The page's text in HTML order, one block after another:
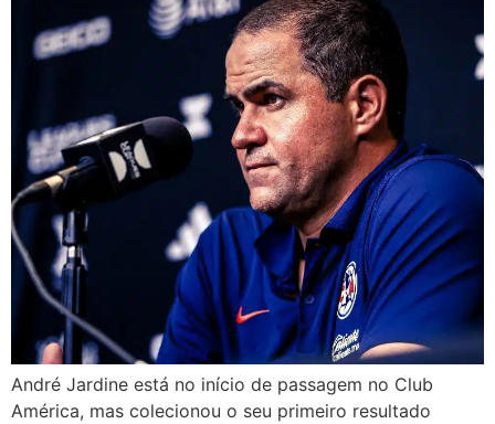
André Jardine está no início de passagem no Club
América, mas colecionou o seu primeiro resultado